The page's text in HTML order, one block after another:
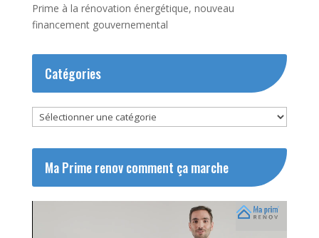
Prime à la rénovation énergétique, nouveau
financement gouvernemental
Catégories
Catégories
Ma Prime renov comment ça marche